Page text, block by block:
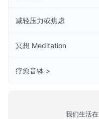
减轻压力或焦虑
冥想 Meditation
疗愈音钵 >
我们生活